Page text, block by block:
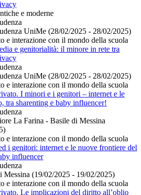
e moderne
UniMe (28/02/2025 - 28/02/2025)
e interazione con il mondo della scuola
e genitorialità: il minore in rete tra
UniMe (28/02/2025 - 28/02/2025)
e interazione con il mondo della scuola
I minori e i genitori – internet e le
tra sharenting e baby influencer!
La Farina - Basile di Messina
e interazione con il mondo della scuola
i genitori: internet e le nuove frontiere del
influencer
(19/02/2025 - 19/02/2025)
e interazione con il mondo della scuola
Le implicazioni del diritto all’oblio